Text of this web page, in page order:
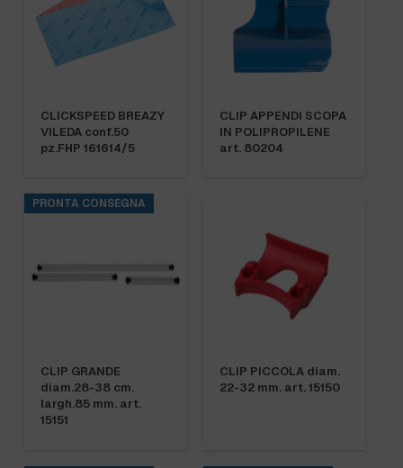
CLICKSPEED BREAZY
VILEDA conf.50
pz.FHP 161614/5
CLIP APPENDI SCOPA
IN POLIPROPILENE
art. 80204
PRONTA CONSEGNA
CLIP GRANDE
diam.28-38 cm.
largh.85 mm. art.
15151
CLIP PICCOLA diam.
22-32 mm. art. 15150